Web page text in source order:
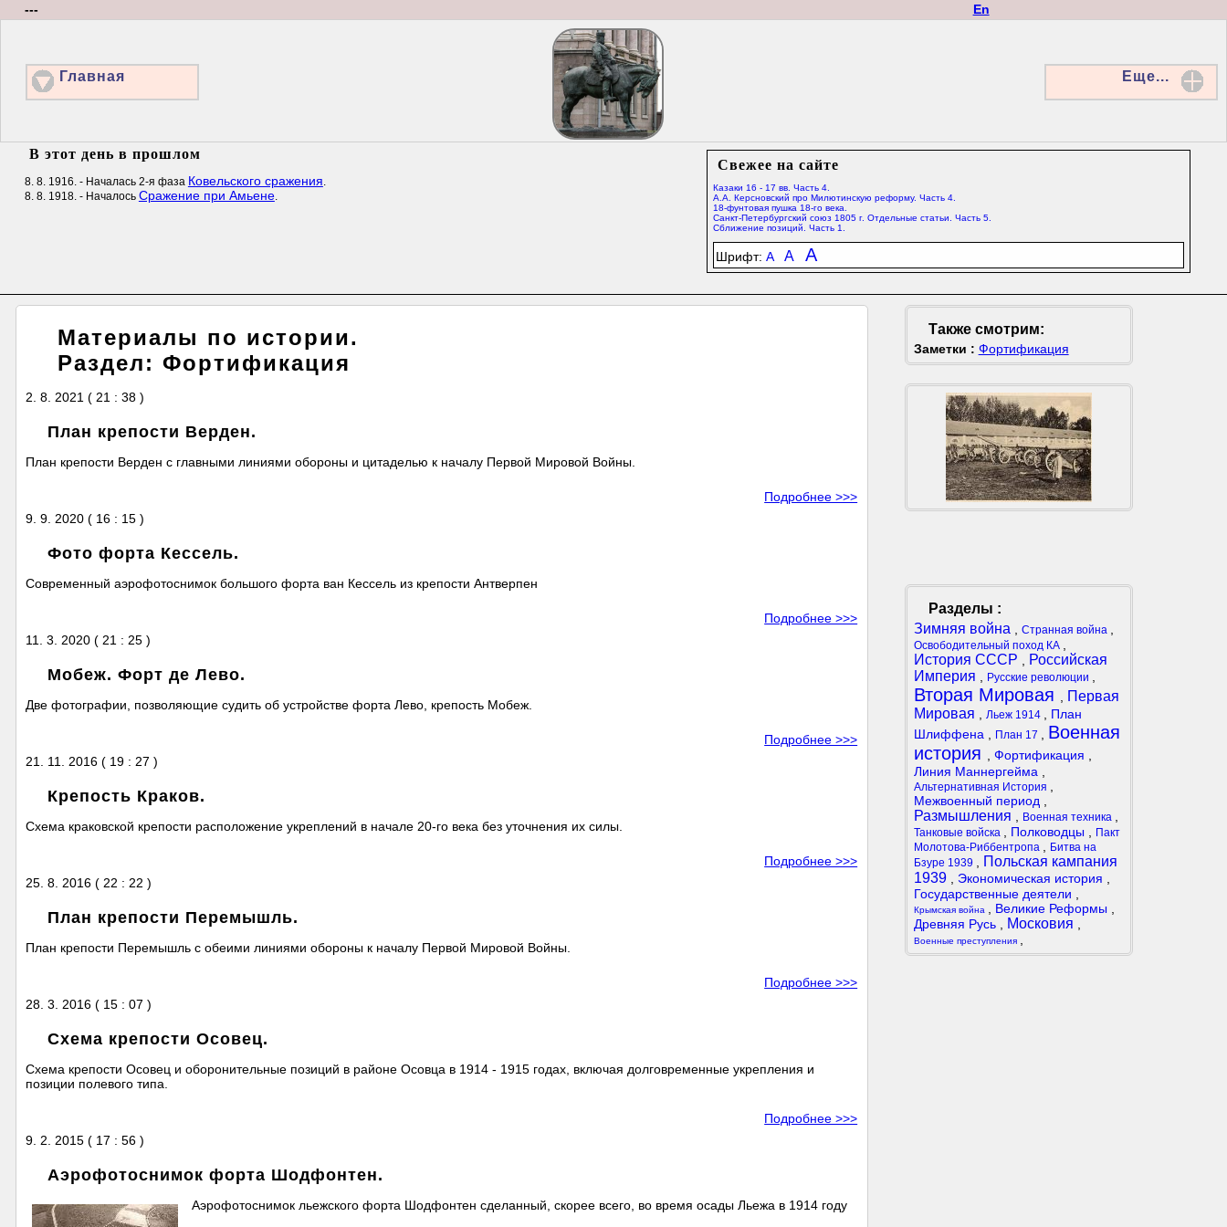
En
---
Главная Еще...
Свежее на сайте
Казаки 16 - 17 вв. Часть 4.
А.А. Керсновский про Милютинскую реформу. Часть 4.
18-фунтовая пушка 18-го века.
Санкт-Петербургский союз 1805 г. Отдельные статьи. Часть 5.
Сближение позиций. Часть 1.
Шрифт:A A A
В этот день в прошлом
8. 8. 1916. - Началась 2-я фаза Ковельского сражения.
8. 8. 1918. - Началось Сражение при Амьене.
Материалы по истории.
Раздел: Фортификация
2. 8. 2021 ( 21 : 38 )
План крепости Верден.
План крепости Верден с главными линиями обороны и цитаделью к началу Первой Мировой Войны.
Подробнее >>>
9. 9. 2020 ( 16 : 15 )
Фото форта Кессель.
Современный аэрофотоснимок большого форта ван Кессель из крепости Антверпен
Подробнее >>>
11. 3. 2020 ( 21 : 25 )
Мобеж. Форт де Лево.
Две фотографии, позволяющие судить об устройстве форта Лево, крепость Мобеж.
Подробнее >>>
21. 11. 2016 ( 19 : 27 )
Крепость Краков.
Схема краковской крепости расположение укреплений в начале 20-го века без уточнения их силы.
Подробнее >>>
25. 8. 2016 ( 22 : 22 )
План крепости Перемышль.
План крепости Перемышль с обеими линиями обороны к началу Первой Мировой Войны.
Подробнее >>>
28. 3. 2016 ( 15 : 07 )
Схема крепости Осовец.
Схема крепости Осовец и оборонительные позиций в районе Осовца в 1914 - 1915 годах, включая долговременные укрепления и
позиции полевого типа.
Подробнее >>>
9. 2. 2015 ( 17 : 56 )
Аэрофотоснимок форта Шодфонтен.
Аэрофотоснимок льежского форта Шодфонтен сделанный, скорее всего, во время осады Льежа в 1914 году
Также смотрим:
Заметки : Фортификация
Разделы :
Зимняя война
Странная война
Освободительный поход КА
История СССР
Российская
Империя
Русские революции
Вторая Мировая
Первая
Мировая
Льеж 1914
План
Шлиффена
План 17
Военная
история
Фортификация
Линия Маннергейма
Альтернативная История
Межвоенный период
Размышления Военная техника
Танковые войска Полководцы
Пакт
Молотова-Риббентропа
Битва на
Бзуре 1939
Польская кампания
1939
Экономическая история
Государственные деятели
Крымская война Великие Реформы
Древняя Русь
Московия
Военные преступления